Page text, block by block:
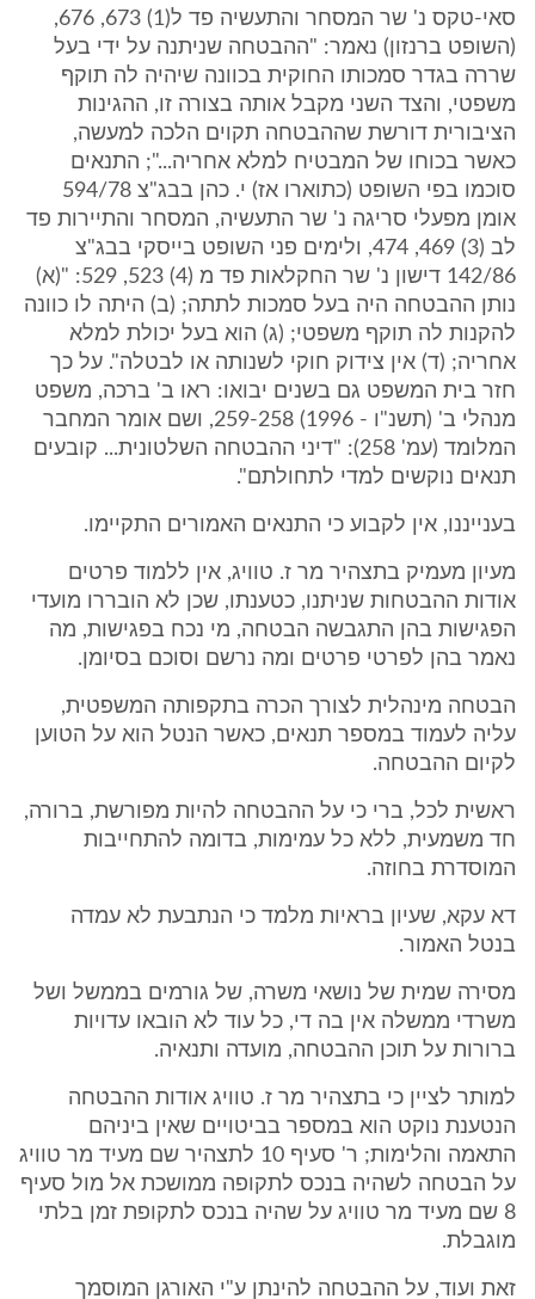
סאי-טקס נ' שר המסחר והתעשיה פד ל(1) 673, 676,
(השופט ברנזון) נאמר: "ההבטחה שניתנה על ידי בעל
שררה בגדר סמכותו החוקית בכוונה שיהיה לה תוקף
משפטי, והצד השני מקבל אותה בצורה זו, ההגינות
הציבורית דורשת שההבטחה תקוים הלכה למעשה,
כאשר בכוחו של המבטיח למלא אחריה..."; התנאים
סוכמו בפי השופט (כתוארו אז) י. כהן בבג"צ 594/78
אומן מפעלי סריגה נ' שר התעשיה, המסחר והתיירות פד
לב (3) 469, 474, ולימים פני השופט בייסקי בבג"צ
142/86 דישון נ' שר החקלאות פד מ (4) 523, 529: "(א)
נותן ההבטחה היה בעל סמכות לתתה; (ב) היתה לו כוונה
להקנות לה תוקף משפטי; (ג) הוא בעל יכולת למלא
אחריה; (ד) אין צידוק חוקי לשנותה או לבטלה". על כך
חזר בית המשפט גם בשנים יבואו: ראו ב' ברכה, משפט
מנהלי ב' (תשנ"ו - 1996) 259-258, ושם אומר המחבר
המלומד (עמ' 258): "דיני ההבטחה השלטונית... קובעים
תנאים נוקשים למדי לתחולתם".
בענייננו, אין לקבוע כי התנאים האמורים התקיימו.
מעיון מעמיק בתצהיר מר ז. טוויג, אין ללמוד פרטים
אודות ההבטחות שניתנו, כטענתו, שכן לא הובררו מועדי
הפגישות בהן התגבשה הבטחה, מי נכח בפגישות, מה
נאמר בהן לפרטי פרטים ומה נרשם וסוכם בסיומן.
הבטחה מינהלית לצורך הכרה בתקפותה המשפטית,
עליה לעמוד במספר תנאים, כאשר הנטל הוא על הטוען
לקיום ההבטחה.
ראשית לכל, ברי כי על ההבטחה להיות מפורשת, ברורה,
חד משמעית, ללא כל עמימות, בדומה להתחייבות
המוסדרת בחוזה.
דא עקא, שעיון בראיות מלמד כי הנתבעת לא עמדה
בנטל האמור.
מסירה שמית של נושאי משרה, של גורמים בממשל ושל
משרדי ממשלה אין בה די, כל עוד לא הובאו עדויות
ברורות על תוכן ההבטחה, מועדה ותנאיה.
למותר לציין כי בתצהיר מר ז. טוויג אודות ההבטחה
הנטענת נוקט הוא במספר בביטויים שאין ביניהם
התאמה והלימות; ר' סעיף 10 לתצהיר שם מעיד מר טוויג
על הבטחה לשהיה בנכס לתקופה ממושכת אל מול סעיף
8 שם מעיד מר טוויג על שהיה בנכס לתקופת זמן בלתי
מוגבלת.
זאת ועוד, על ההבטחה להינתן ע"י האורגן המוסמך